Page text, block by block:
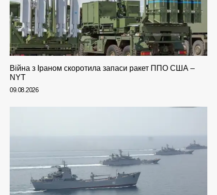
Війна з Іраном скоротила запаси ракет ППО США –
NYT
09.08.2026